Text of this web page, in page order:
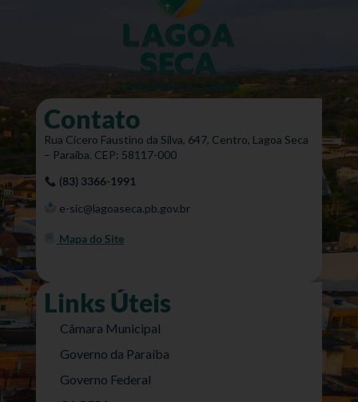
Contato
Rua Cícero Faustino da Silva, 647, Centro, Lagoa Seca
– Paraíba. CEP: 58117-000
(83) 3366-1991
e-sic@lagoaseca.pb.gov.br
Mapa do Site
Links Úteis
Câmara Municipal
Governo da Paraíba
Governo Federal